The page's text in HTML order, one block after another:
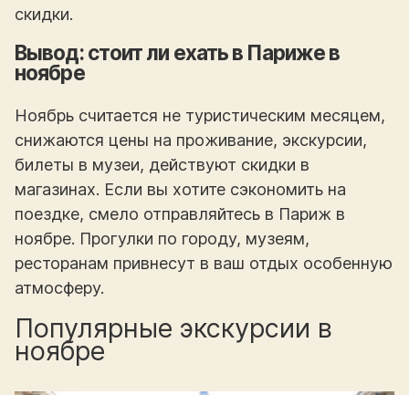
скидки.
Вывод: стоит ли ехать в Париже в
ноябре
Ноябрь считается не туристическим месяцем,
снижаются цены на проживание, экскурсии,
билеты в музеи, действуют скидки в
магазинах. Если вы хотите сэкономить на
поездке, смело отправляйтесь в Париж в
ноябре. Прогулки по городу, музеям,
ресторанам привнесут в ваш отдых особенную
атмосферу.
Популярные экскурсии в
ноябре